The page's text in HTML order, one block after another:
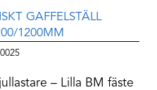
GAFFELSTÄLL
1200MM
– Lilla BM fäste